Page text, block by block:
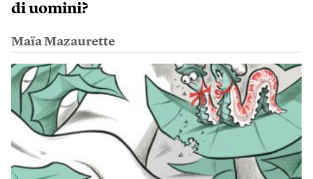
di uomini?
Maïa Mazaurette